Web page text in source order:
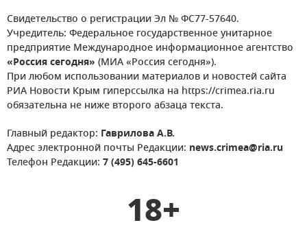
Свидетельство о регистрации Эл № ФС77-57640.
Учредитель: Федеральное государственное унитарное
предприятие Международное информационное агентство
«Россия сегодня» (МИА «Россия сегодня»).
При любом использовании материалов и новостей сайта
РИА Новости Крым гиперссылка на https://crimea.ria.ru
обязательна не ниже второго абзаца текста.
Главный редактор: Гаврилова А.В.
Адрес электронной почты Редакции: news.crimea@ria.ru
Телефон Редакции: 7 (495) 645-6601
18+